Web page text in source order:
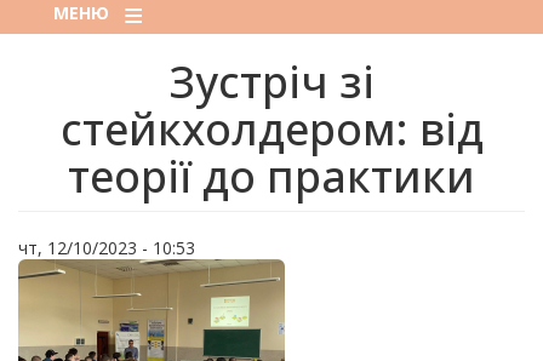
МЕНЮ
Зустріч зі
стейкхолдером: від
теорії до практики
чт, 12/10/2023 - 10:53